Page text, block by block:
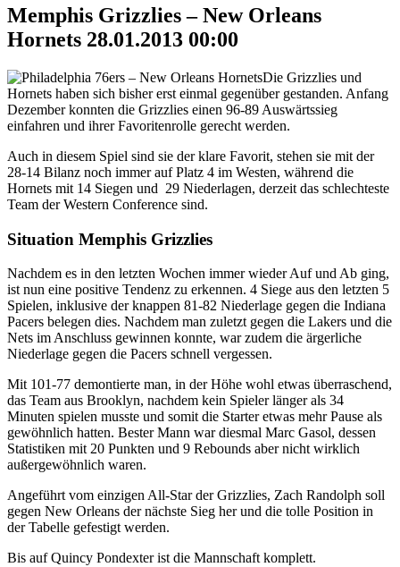
Memphis Grizzlies – New Orleans
Hornets 28.01.2013 00:00
Die Grizzlies und
Hornets haben sich bisher erst einmal gegenüber gestanden. Anfang
Dezember konnten die Grizzlies einen 96-89 Auswärtssieg
einfahren und ihrer Favoritenrolle gerecht werden.
Auch in diesem Spiel sind sie der klare Favorit, stehen sie mit der
28-14 Bilanz noch immer auf Platz 4 im Westen, während die
Hornets mit 14 Siegen und 29 Niederlagen, derzeit das schlechteste
Team der Western Conference sind.
Situation Memphis Grizzlies
Nachdem es in den letzten Wochen immer wieder Auf und Ab ging,
ist nun eine positive Tendenz zu erkennen. 4 Siege aus den letzten 5
Spielen, inklusive der knappen 81-82 Niederlage gegen die Indiana
Pacers belegen dies. Nachdem man zuletzt gegen die Lakers und die
Nets im Anschluss gewinnen konnte, war zudem die ärgerliche
Niederlage gegen die Pacers schnell vergessen.
Mit 101-77 demontierte man, in der Höhe wohl etwas überraschend,
das Team aus Brooklyn, nachdem kein Spieler länger als 34
Minuten spielen musste und somit die Starter etwas mehr Pause als
gewöhnlich hatten. Bester Mann war diesmal Marc Gasol, dessen
Statistiken mit 20 Punkten und 9 Rebounds aber nicht wirklich
außergewöhnlich waren.
Angeführt vom einzigen All-Star der Grizzlies, Zach Randolph soll
gegen New Orleans der nächste Sieg her und die tolle Position in
der Tabelle gefestigt werden.
Bis auf Quincy Pondexter ist die Mannschaft komplett.